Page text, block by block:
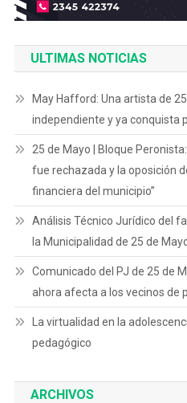
ULTIMAS NOTICIAS
May Hafford: Una artista de
independiente y ya conquista
25 de Mayo | Bloque
fue rechazada y la oposición
financiera del municipio”
Análisis Técnico Jurídico del
la Municipalidad de 25 de
Comunicado del PJ de 25 de
ahora afecta a los vecinos de
La virtualidad en la
pedagógico
ARCHIVOS